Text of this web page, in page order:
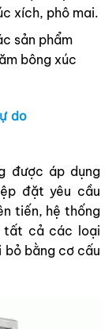
xích, phô mai.
sản phẩm
bông xúc
do
được áp dụng
đặt yêu cầu
tiến, hệ thống
tất cả các loại
bằng cơ cấu